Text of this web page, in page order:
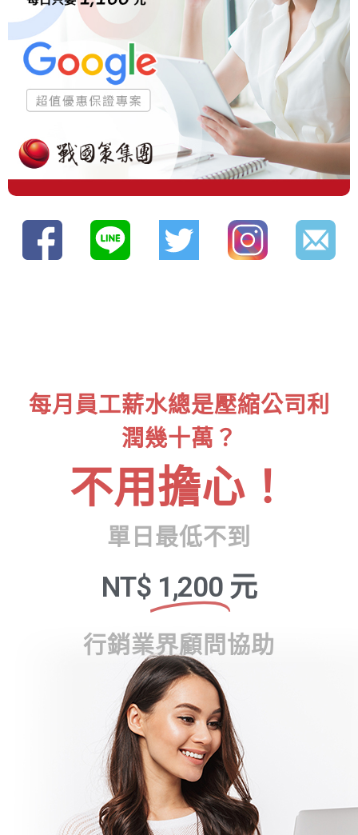
每月員工薪水總是壓縮公司利
潤幾十萬？
不用擔心！
單日最低不到
NT$ 1,200 元
行銷業界顧問協助